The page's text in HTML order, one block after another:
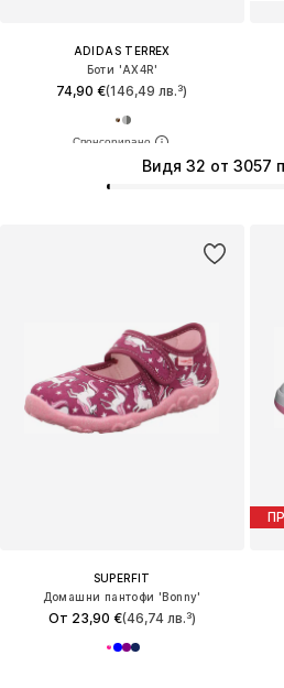
ADIDAS TERREX
Боти 'AX4R'
74,90 €(146,49 лв.³)
SUPERFIT
Домашни пантофи 'Bonny'
От 23,90 €(46,74 лв.³)
Видя 32 от 3057